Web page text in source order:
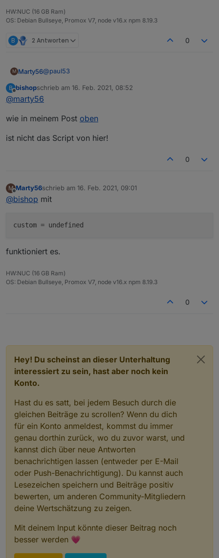
HW:NUC (16 GB Ram)
OS: Debian Bullseye, Promox V7, node v16.x npm 8.19.3
B 2 Antworten 0
M Marty56@paul53
Beim Erzeugen für den alias eines Homematic
Temperaturfühlers bekomme ich
custom = [];
Mir ist nicht klar, was ich hier eintragen soll
B
Offline
bishopschrieb am 16. Feb. 2021, 08:52
zuletzt editiert von
@marty56
wie in meinem Post oben
ist nicht das Script von hier!
0
M
Offline
Marty56schrieb am 16. Feb. 2021, 09:01
zuletzt editiert von
@bishop mit
custom
funktioniert es.
HW:NUC (16 GB Ram)
OS: Debian Bullseye, Promox V7, node v16.x npm 8.19.3
0
Hey! Du scheinst an dieser Unterhaltung
interessiert zu sein, hast aber noch kein
Konto.
Hast du es satt, bei jedem Besuch durch die
gleichen Beiträge zu scrollen? Wenn du dich
für ein Konto anmeldest, kommst du immer
genau dorthin zurück, wo du zuvor warst, und
kannst dich über neue Antworten
benachrichtigen lassen (entweder per E-Mail
oder Push-Benachrichtigung). Du kannst auch
Lesezeichen speichern und Beiträge positiv
bewerten, um anderen Community-Mitgliedern
deine Wertschätzung zu zeigen.
Mit deinem Input könnte dieser Beitrag noch
besser werden 💗